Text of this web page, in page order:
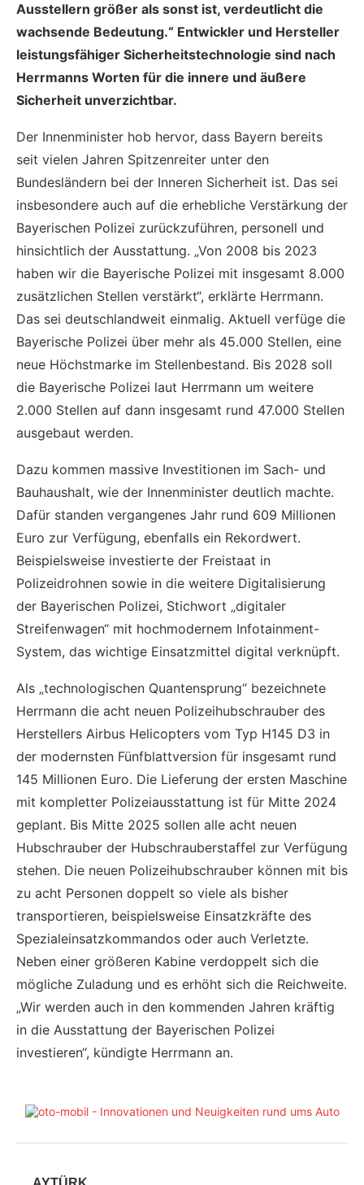
Ausstellern größer als sonst ist, verdeutlicht die
wachsende Bedeutung.“ Entwickler und Hersteller
leistungsfähiger Sicherheitstechnologie sind nach
Herrmanns Worten für die innere und äußere
Sicherheit unverzichtbar.
Der Innenminister hob hervor, dass Bayern bereits
seit vielen Jahren Spitzenreiter unter den
Bundesländern bei der Inneren Sicherheit ist. Das sei
insbesondere auch auf die erhebliche Verstärkung der
Bayerischen Polizei zurückzuführen, personell und
hinsichtlich der Ausstattung. „Von 2008 bis 2023
haben wir die Bayerische Polizei mit insgesamt 8.000
zusätzlichen Stellen verstärkt“, erklärte Herrmann.
Das sei deutschlandweit einmalig. Aktuell verfüge die
Bayerische Polizei über mehr als 45.000 Stellen, eine
neue Höchstmarke im Stellenbestand. Bis 2028 soll
die Bayerische Polizei laut Herrmann um weitere
2.000 Stellen auf dann insgesamt rund 47.000 Stellen
ausgebaut werden.
Dazu kommen massive Investitionen im Sach- und
Bauhaushalt, wie der Innenminister deutlich machte.
Dafür standen vergangenes Jahr rund 609 Millionen
Euro zur Verfügung, ebenfalls ein Rekordwert.
Beispielsweise investierte der Freistaat in
Polizeidrohnen sowie in die weitere Digitalisierung
der Bayerischen Polizei, Stichwort „digitaler
Streifenwagen“ mit hochmodernem Infotainment-
System, das wichtige Einsatzmittel digital verknüpft.
Als „technologischen Quantensprung“ bezeichnete
Herrmann die acht neuen Polizeihubschrauber des
Herstellers Airbus Helicopters vom Typ H145 D3 in
der modernsten Fünfblattversion für insgesamt rund
145 Millionen Euro. Die Lieferung der ersten Maschine
mit kompletter Polizeiausstattung ist für Mitte 2024
geplant. Bis Mitte 2025 sollen alle acht neuen
Hubschrauber der Hubschrauberstaffel zur Verfügung
stehen. Die neuen Polizeihubschrauber können mit bis
zu acht Personen doppelt so viele als bisher
transportieren, beispielsweise Einsatzkräfte des
Spezialeinsatzkommandos oder auch Verletzte.
Neben einer größeren Kabine verdoppelt sich die
mögliche Zuladung und es erhöht sich die Reichweite.
„Wir werden auch in den kommenden Jahren kräftig
in die Ausstattung der Bayerischen Polizei
investieren“, kündigte Herrmann an.